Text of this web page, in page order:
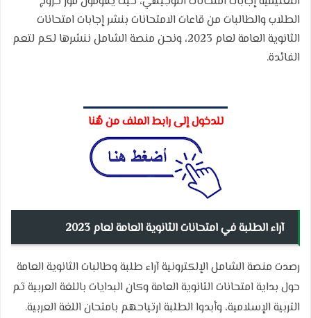
الطلاب والطالبات من قاعات الامتحانات بنشر إجابات امتحانات
الثانوية العامة لعام 2023، ونحن منصة الشامل ننشرها لكم لتعم
الفائدة.
للدخول إلى رابط الملف من هُنا
آراء الطلبة في امتحانات الثانوية العامة لعام 2023
رصدت منصة الشامل الإلكترونية آراء طلبة وطالبات الثانوية العامة
حول بداية امتحانات الثانوية العامة وكان البدايات باللغة العربية ثم
التربية الإسلامية، وأبدوا الطلبة ارتياحهم بامتحان اللغة العربية.